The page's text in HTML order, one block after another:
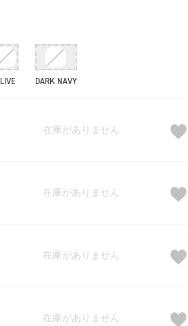
DARK NAVY
在庫がありません
在庫がありません
在庫がありません
在庫がありません